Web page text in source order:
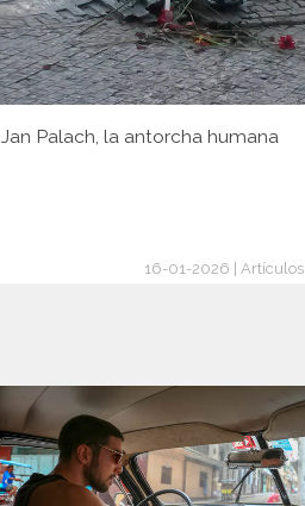
Jan Palach, la antorcha humana
16-01-2026 | Artículos